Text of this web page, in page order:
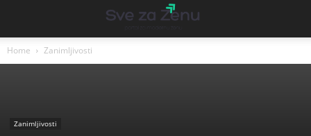
Home Zanimljivosti
Zanimljivosti